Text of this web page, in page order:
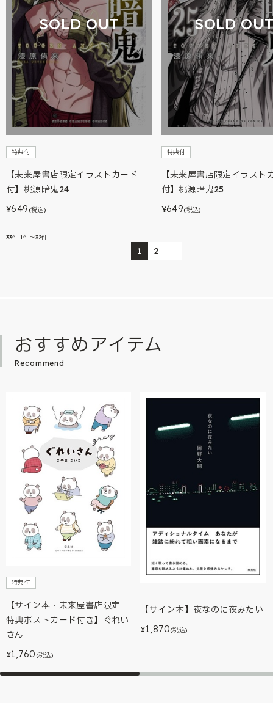
SOLD OUT
特典付
【未来屋書店限定イラストカード
付】桃源暗鬼24
¥649 (税込)
SOLD
特典付
【未来屋書店限定イラスト
付】桃源暗鬼25
¥649(税込)
33件 1件～32件
1 2
おすすめアイテム
Recommend
特典付
【サイン本・未来屋書店限定
特典ポストカード付き】ぐれい
さん
¥1,760 (税込)
【サイン本】夜なのに夜みたい
¥1,870(税込)